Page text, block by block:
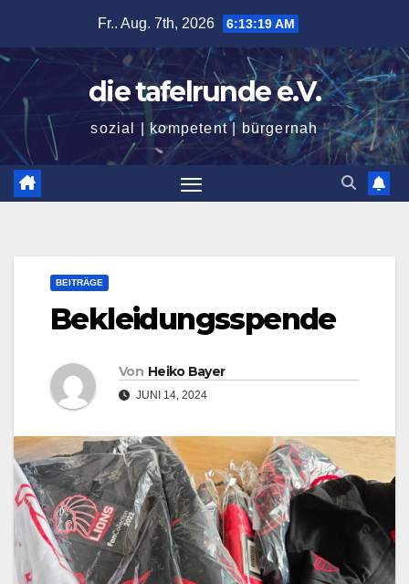
springen
Fr.. Aug. 7th, 2026 6:13:20 AM
die tafelrunde e.V.
sozial | kompetent | bürgernah
BEITRÄGE
Bekleidungsspende
Von Heiko Bayer
JUNI 14, 2024